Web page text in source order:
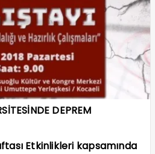
DEPREM
Etkinlikleri kapsamında